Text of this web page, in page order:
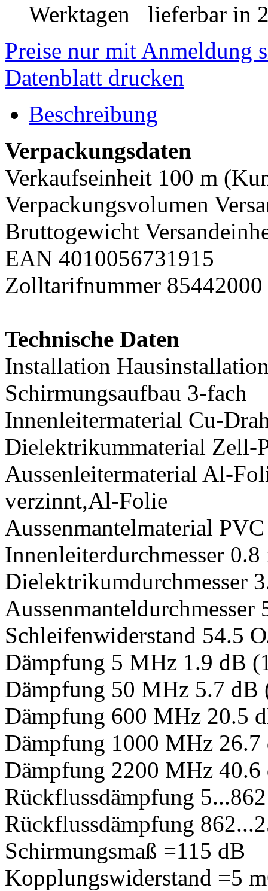
lieferbar in
Preise nur mit Anmeldung
Datenblatt drucken
Beschreibung
Verpackungsdaten
Verkaufseinheit 100 m
Verpackungsvolumen
Bruttogewicht
EAN 4010056731915
Zolltarifnummer 85442000
Technische Daten
Installation
Schirmungsaufbau 3-fach
Innenleitermaterial Cu-
Dielektrikummaterial Zell-
Aussenleitermaterial Al-
verzinnt,Al-Folie
Aussenmantelmaterial PVC
Innenleiterdurchmesser 0.8
Dielektrikumdurchmesser
Aussenmanteldurchmesser
Schleifenwiderstand 54.5
Dämpfung 5 MHz 1.9 dB
Dämpfung 50 MHz 5.7 dB
Dämpfung 600 MHz 20.5
Dämpfung 1000 MHz
Dämpfung 2200 MHz
Rückflussdämpfung
Rückflussdämpfung
Schirmungsmaß =115 dB
Kopplungswiderstand =5